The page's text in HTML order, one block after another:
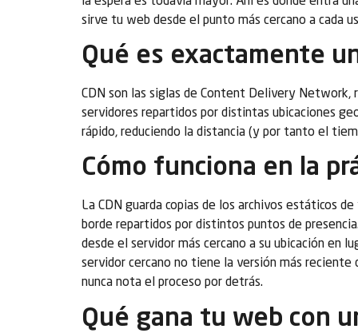
sirve tu web desde el punto más cercano a cada
Qué es exactamente
CDN son las siglas de Content Delivery Network,
servidores repartidos por distintas ubicaciones
rápido, reduciendo la distancia (y por tanto el
Cómo funciona en la
La CDN guarda copias de los archivos estáticos
borde repartidos por distintos puntos de
desde el servidor más cercano a su ubicación en
servidor cercano no tiene la versión más reciente
nunca nota el proceso por detrás.
Qué gana tu web con